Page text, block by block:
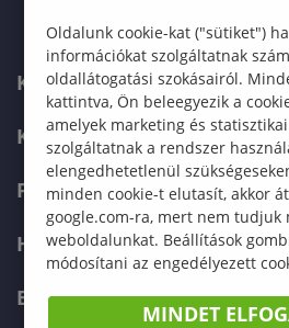
KARUNK
KÉPZÉSEK
FELVÉTELIZŐKNEK
HALLGATÓKNAK
ERASMUS+
Oldalunk cookie-kat ("sütiket")
információkat szolgáltatnak
oldallátogatási szokásairól.
kattintva, Ön beleegyezik a
amelyek marketing és
szolgáltatnak a rendszer
elengedhetetlenül
minden cookie-t elutasít, akkor
google.com-ra, mert nem tudjuk
weboldalunkat. Beállítások
módosítani az engedélyezett
MINDET